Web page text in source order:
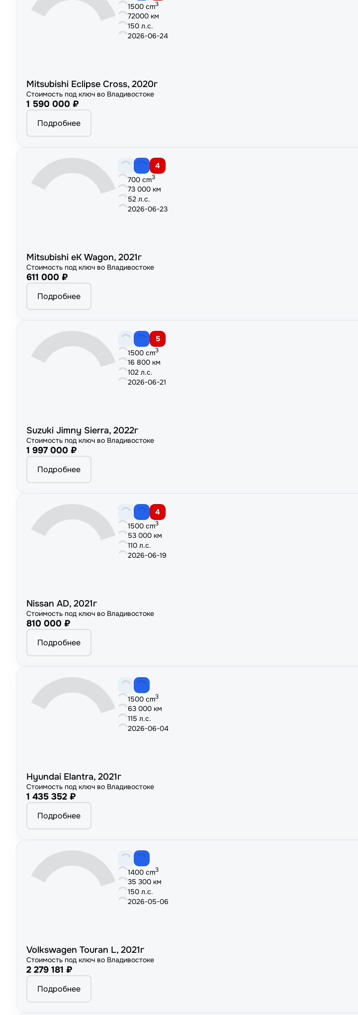
1500 cm3
72000 км
150 л.с.
2026-06-24
Mitsubishi Eclipse Cross, 2020г
Стоимость под ключ во Владивостоке
1 590 000 ₽
Подробнее
4
700 cm3
73 000 км
52 л.с.
2026-06-23
Mitsubishi eK Wagon, 2021г
Стоимость под ключ во Владивостоке
611 000 ₽
Подробнее
5
1500 cm3
16 800 км
102 л.с.
2026-06-21
Suzuki Jimny Sierra, 2022г
Стоимость под ключ во Владивостоке
1 997 000 ₽
Подробнее
4
1500 cm3
53 000 км
110 л.с.
2026-06-19
Nissan AD, 2021г
Стоимость под ключ во Владивостоке
810 000 ₽
Подробнее
1500 cm3
63 000 км
115 л.с.
2026-06-04
Hyundai Elantra, 2021г
Стоимость под ключ во Владивостоке
1 435 352 ₽
Подробнее
1400 cm3
35 300 км
150 л.с.
2026-05-06
Volkswagen Touran L, 2021г
Стоимость под ключ во Владивостоке
2 279 181 ₽
Подробнее